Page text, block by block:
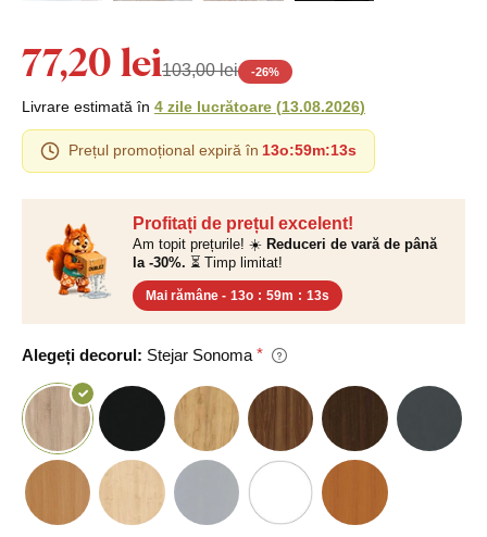
Profitați de prețul excelent!
Am topit prețurile! ☀️ Reduceri de vară de până
la -30%. ⏳ Timp limitat!
Mai rămâne - 13o : 59m : 12s
Alegeți decorul: Stejar Sonoma
77,20 lei103,00 lei -26%
Livrare estimată în 4 zile lucrătoare (13.08.2026)
Prețul promoțional expiră în 13o:59m:12s